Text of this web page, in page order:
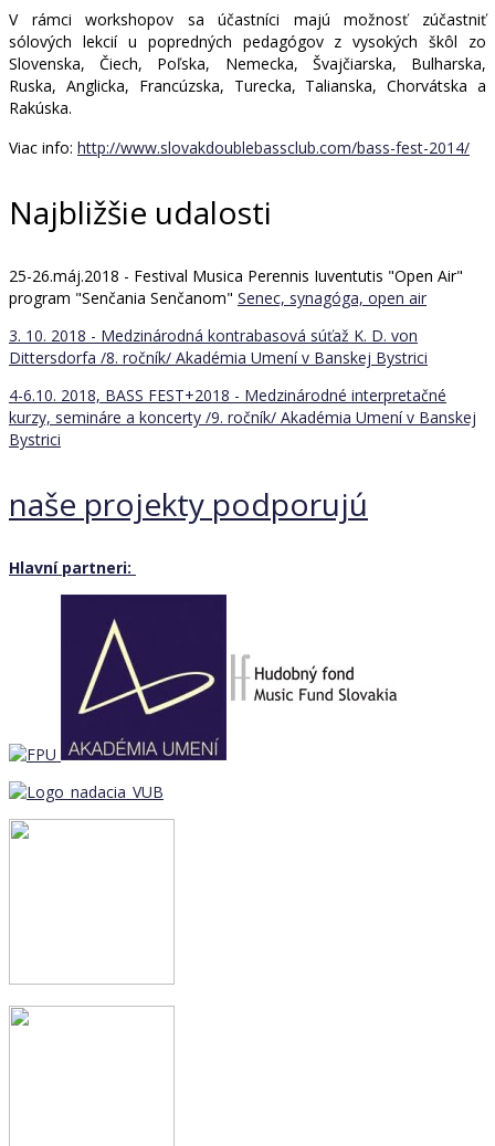
V rámci workshopov sa účastníci majú možnosť zúčastniť
sólových lekcií u popredných pedagógov z vysokých škôl zo
Slovenska, Čiech, Poľska, Nemecka, Švajčiarska, Bulharska,
Ruska, Anglicka, Francúzska, Turecka, Talianska, Chorvátska a
Rakúska.
Viac info: http://www.slovakdoublebassclub.com/bass-fest-2014/
Najbližšie udalosti
25-26.máj.2018 - Festival Musica Perennis Iuventutis "Open Air"
program "Senčania Senčanom" Senec, synagóga, open air
3. 10. 2018 - Medzinárodná kontrabasová súťaž K. D. von
Dittersdorfa /8. ročník/ Akadémia Umení v Banskej Bystrici
4-6.10. 2018, BASS FEST+2018 - Medzinárodné interpretačné
kurzy, semináre a koncerty /9. ročník/ Akadémia Umení v Banskej
Bystrici
naše projekty podporujú
Hlavní partneri: